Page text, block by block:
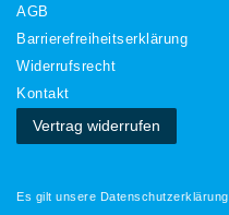
AGB
Barrierefreiheitserklärung
Widerrufs­recht
Kontakt
Vertrag widerrufen
Es gilt unsere Datenschutzerklärung